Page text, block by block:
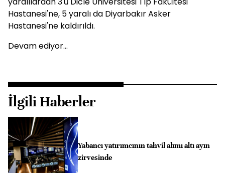
Hastanesi'ne, 5 yaralı da Diyarbakır Asker
Hastanesi'ne kaldırıldı.
Devam ediyor...
İlgili Haberler
Yabancı yatırımcının tahvil alımı altı ayın
zirvesinde